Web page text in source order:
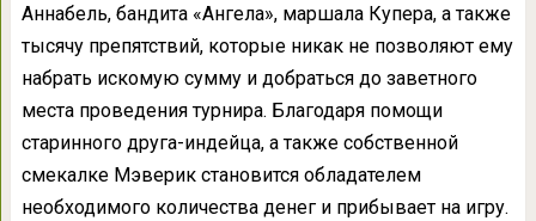
Аннабель, бандита «Ангела», маршала Купера, а также
тысячу препятствий, которые никак не позволяют ему
набрать искомую сумму и добраться до заветного
места проведения турнира. Благодаря помощи
старинного друга-индейца, а также собственной
смекалке Мэверик становится обладателем
необходимого количества денег и прибывает на игру.